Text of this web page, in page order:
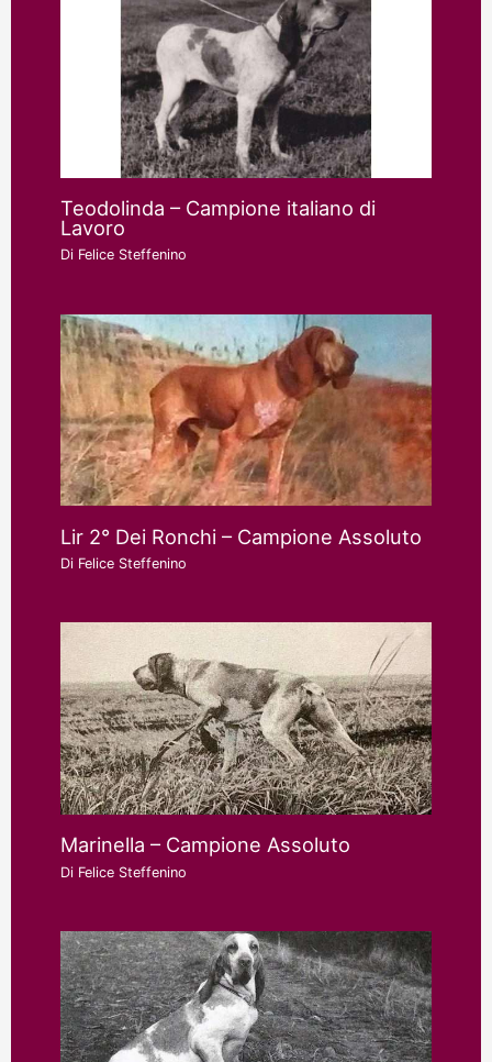
Teodolinda – Campione italiano di
Lavoro
Di Felice Steffenino
Lir 2° Dei Ronchi – Campione Assoluto
Di Felice Steffenino
Marinella – Campione Assoluto
Di Felice Steffenino